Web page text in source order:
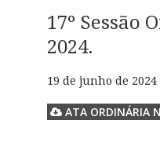
17º Sessão
2024.
19 de junho de 2024
ATA ORDINÁRIA